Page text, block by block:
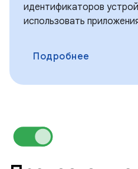
идентификаторов
использовать
Подробнее